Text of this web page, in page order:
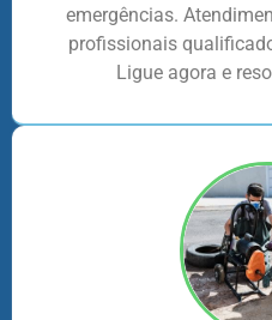
emergências.
profissionais
Ligue agora e